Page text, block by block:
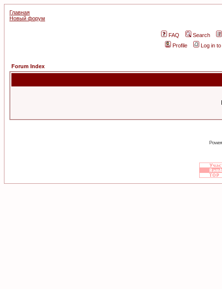
Главная
Новый форум
FAQ
Search
Profile
Log in
Forum Index